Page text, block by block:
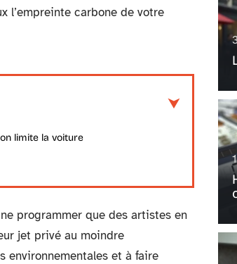
l’empreinte carbone de votre
limite la voiture
programmer que des artistes en
jet privé au moindre
environnementales et à faire